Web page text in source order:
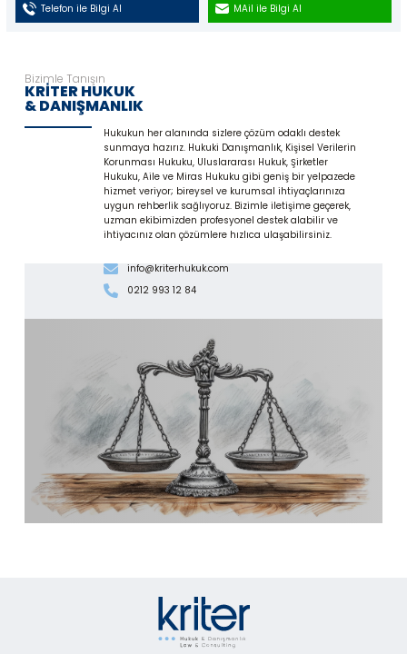
Telefon ile Bilgi Al MAil ile Bilgi Al
Bizimle Tanışın
KRİTER HUKUK
& DANIŞMANLIK
Hukukun her alanında sizlere çözüm odaklı destek
sunmaya hazırız. Hukuki Danışmanlık, Kişisel Verilerin
Korunması Hukuku, Uluslararası Hukuk, Şirketler
Hukuku, Aile ve Miras Hukuku gibi geniş bir yelpazede
hizmet veriyor; bireysel ve kurumsal ihtiyaçlarınıza
uygun rehberlik sağlıyoruz. Bizimle iletişime geçerek,
uzman ekibimizden profesyonel destek alabilir ve
ihtiyacınız olan çözümlere hızlıca ulaşabilirsiniz.
info@kriterhukuk.com
0212 993 12 84